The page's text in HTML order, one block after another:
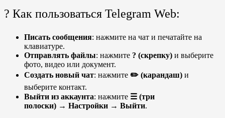
? Как пользоваться Telegram Web:
Писать сообщения: нажмите на чат и печатайте на
клавиатуре.
Отправлять файлы: нажмите ? (скрепку) и выберите
фото, видео или документ.
Создать новый чат: нажмите ✏️ (карандаш) и
выберите контакт.
Выйти из аккаунта: нажмите ☰ (три
полоски) → Настройки → Выйти.